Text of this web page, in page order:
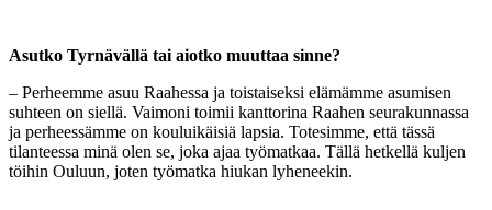
Asutko Tyrnävällä tai aiotko muuttaa sinne?
– Perheemme asuu Raahessa ja toistaiseksi elämämme asumisen
suhteen on siellä. Vaimoni toimii kanttorina Raahen seurakunnassa
ja perheessämme on kouluikäisiä lapsia. Totesimme, että tässä
tilanteessa minä olen se, joka ajaa työmatkaa. Tällä hetkellä kuljen
töihin Ouluun, joten työmatka hiukan lyheneekin.